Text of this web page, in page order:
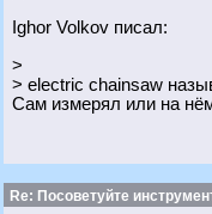
Ighor Volkov писал:
>
> electric chainsaw
Сам измерял или на
Re: Посоветуйте